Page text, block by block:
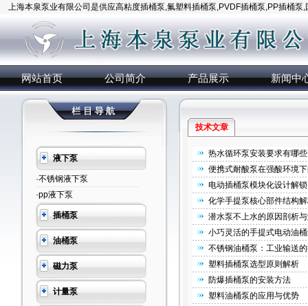
上海本泉泵业有限公司是供应高粘度插桶泵,氟塑料插桶泵,PVDF插桶泵,PP插桶泵
网站首页 公司简介 产品展示 新闻中
液下泵
·不锈钢液下泵
·pp液下泵
插桶泵
油桶泵
磁力泵
计量泵
技术文章
热水循环泵安装要求有哪些
便携式耐酸泵在强酸环境
电动插桶泵模块化设计解
化学手提泵核心部件结构
潜水泵不上水的原因剖析
小巧灵活的手提式电动油
不锈钢油桶泵：工业输送
塑料插桶泵选型原则解析
防爆插桶泵的安装方法
塑料油桶泵的应用与优势